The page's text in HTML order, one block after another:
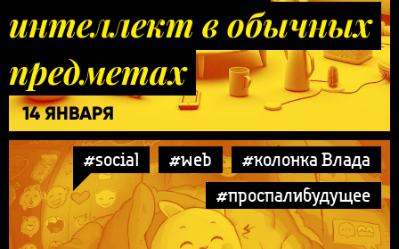
интеллект в обычных
предметах
14 ЯНВАРЯ
#social #web
#колонка Влада
#проспалибудущее